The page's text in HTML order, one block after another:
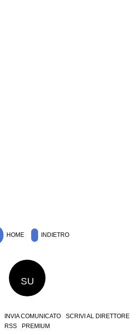
HOME INDIETRO
SU
INVIA COMUNICATO
SCRIVI AL DIRETTORE
RSS
PREMIUM